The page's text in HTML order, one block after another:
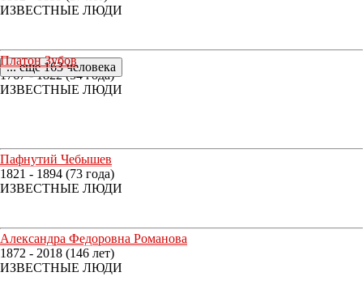
ИЗВЕСТНЫЕ ЛЮДИ
Платон Зубов
1767 - 1822 (54 года)
ИЗВЕСТНЫЕ ЛЮДИ
... еще 163 человека
Пафнутий Чебышев
1821 - 1894 (73 года)
ИЗВЕСТНЫЕ ЛЮДИ
Александра Федоровна Романова
1872 - 2018 (146 лет)
ИЗВЕСТНЫЕ ЛЮДИ